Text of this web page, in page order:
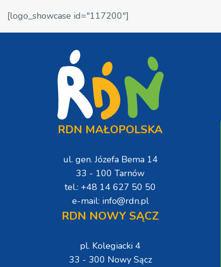
[logo_showcase id="117200"]
RDN MAŁOPOLSKA
ul. gen. Józefa Bema 14
33 - 100 Tarnów
tel.: +48 14 627 50 50
e-mail: info@rdn.pl
RDN NOWY SĄCZ
pl. Kolegiacki 4
33 - 300 Nowy Sącz